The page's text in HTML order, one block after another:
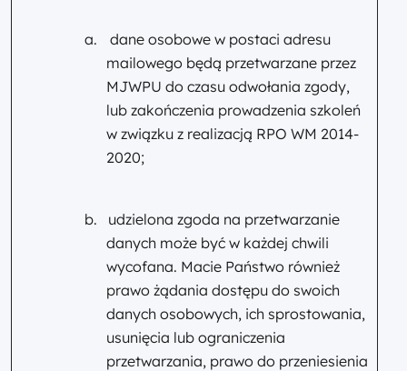
a.
dane osobowe w postaci adresu
mailowego będą przetwarzane przez
MJWPU do czasu odwołania zgody,
lub zakończenia prowadzenia szkoleń
w związku z realizacją RPO WM 2014-
2020;
b.
udzielona zgoda na przetwarzanie
danych może być w każdej chwili
wycofana. Macie Państwo również
prawo żądania dostępu do swoich
danych osobowych, ich sprostowania,
usunięcia lub ograniczenia
przetwarzania, prawo do przeniesienia